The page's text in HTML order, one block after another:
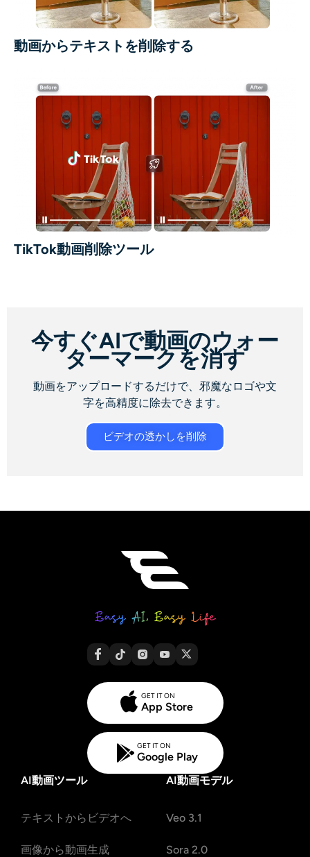
動画からテキストを削除する
TikTok動画削除ツール
今すぐAIで動画のウォー
ターマークを消す
動画をアップロードするだけで、邪魔なロゴや文
字を高精度に除去できます。
ビデオの透かしを削除
GET IT ON
App Store
GET IT ON
Google Play
AI動画ツール
テキストからビデオへ
画像から動画生成
AI動画モデル
Veo 3.1
Sora 2.0